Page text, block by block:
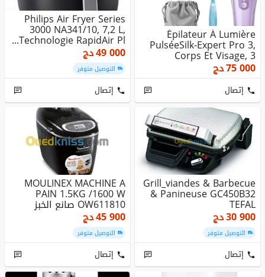
Épilateur À Lumière
PulséeSilk-Expert Pro 3,
Corps Et Visage, 3
Niveau...
75 000دج
إتصال
Philips Air Fryer Series
3000 NA341/10, 7,2 L,
Technologie RapidAir Pl...
49 000دج
التوصيل متوفر
إتصال
Grill_viandes & Barbecue
& Panineuse GC450B32
TEFAL
30 900دج
التوصيل متوفر
إتصال
MOULINEX MACHINE A
PAIN 1.5KG /1600 W
OW611810 صانع الخبز
45 900دج
التوصيل متوفر
إتصال